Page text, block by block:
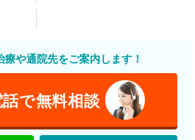
や通院先をご案内します！
話で無料相談